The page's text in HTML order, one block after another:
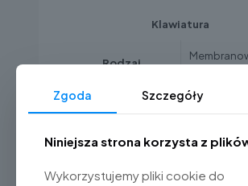
Klawiatura
Rodzaj
Zasilanie
Zasilacz
Zgoda Szczegóły
Niniejsza strona korzysta z
Wykorzystujemy pliki cookie do